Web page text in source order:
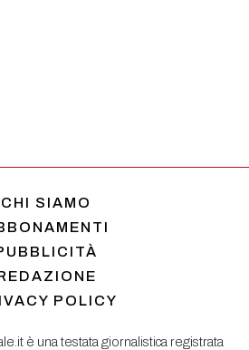
CHI SIAMO
POLICY
è una testata giornalistica registrata